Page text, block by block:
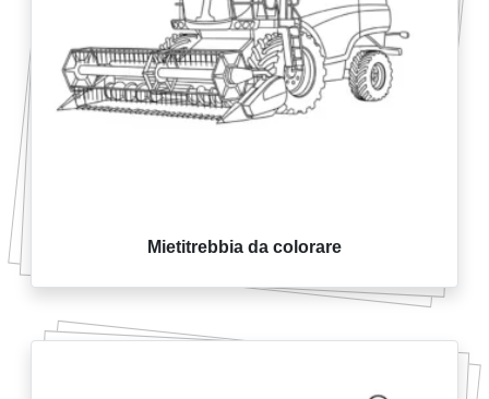
Mietitrebbia da colorare